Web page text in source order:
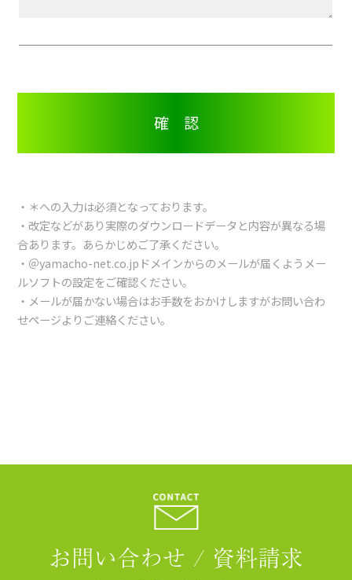
・＊への入力は必須となっております。
・改定などがあり実際のダウンロードデータと内容が異なる場
合あります。あらかじめご了承ください。
・＠yamacho-net.co.jpドメインからのメールが届くようメー
ルソフトの設定をご確認ください。
・メールが届かない場合はお手数をおかけしますがお問い合わ
せページよりご連絡ください。
お問い合わせ / 資料請求